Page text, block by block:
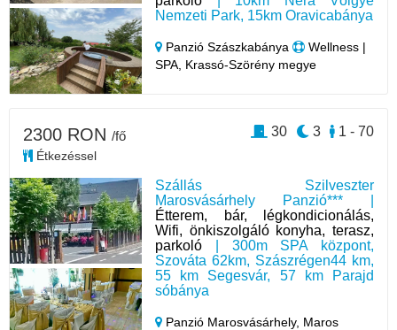
Nemzeti Park, 15km Oravicabánya
Panzió Szászkabánya
Wellness |
SPA, Krassó-Szörény megye
Szállás Szilveszter
Marosvásárhely Panzió*** |
Étterem, bár, légkondicionálás,
Wifi, önkiszolgáló konyha, terasz,
parkoló | 300m SPA központ,
Szováta 62km, Szászrégen44 km,
55 km Segesvár, 57 km Parajd
sóbánya
Panzió Marosvásárhely, Maros
2300 RON /fő
Étkezéssel
1 - 70
3
30